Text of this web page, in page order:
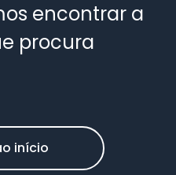
encontrar a
procura
início